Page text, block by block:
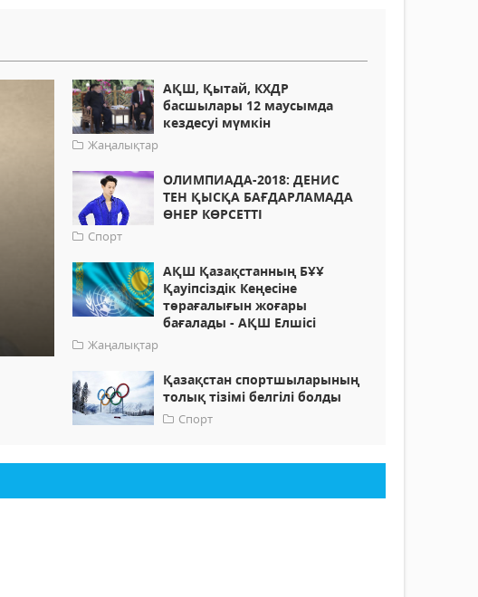
АҚШ, Қытай, КХДР
басшылары 12 маусымда
кездесуі мүмкін
Жаңалықтар
ОЛИМПИАДА-2018: ДЕНИС
ТЕН ҚЫСҚА БАҒДАРЛАМАДА
ӨНЕР КӨРСЕТТІ
Спорт
АҚШ Қазақстанның БҰҰ
Қауіпсіздік Кеңесіне
төрағалығын жоғары
бағалады - АҚШ Елшісі
Жаңалықтар
Қазақстан спортшыларының
толық тізімі белгілі болды
Спорт